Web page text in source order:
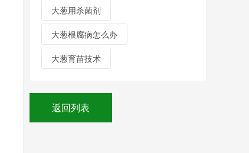
大葱用杀菌剂
大葱根腐病怎么办
大葱育苗技术
返回列表